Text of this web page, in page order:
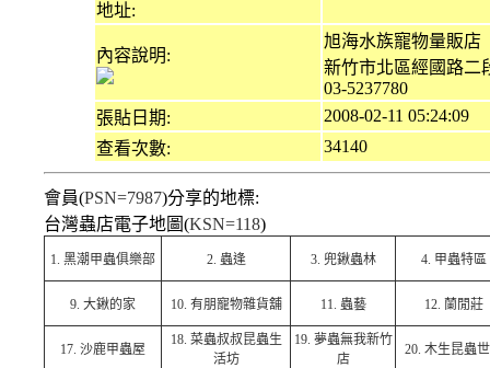
地址:
內容說明:
旭海水族寵物量販店
新竹市北區經國路二
03-5237780
張貼日期:
2008-02-11 05:24:09
查看次數:
34140
會員(PSN=7987)分享的地標:
台灣蟲店電子地圖(KSN=118)
1. 黑潮甲蟲俱樂部 2. 蟲逢 3. 兜鍬蟲林 4. 甲蟲特區
9. 大鍬的家 10. 有朋寵物雜貨舖 11. 蟲藝 12. 蘭閒莊
17. 沙鹿甲蟲屋
18. 菜蟲叔叔昆蟲生
活坊
19. 夢蟲無我新竹
店
20. 木生昆蟲